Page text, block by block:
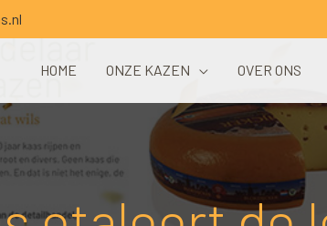
HOME ONZE KAZEN OVER ONS